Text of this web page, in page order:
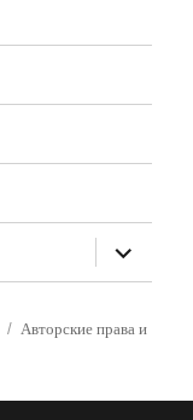
раскрыть
дочернее
меню
Авторские права и